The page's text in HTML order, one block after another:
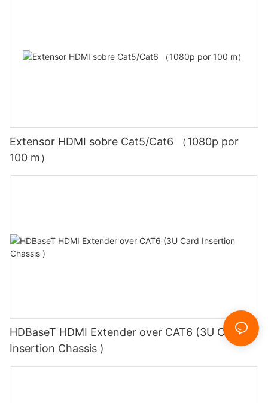
Extensor HDMI sobre Cat5/Cat6 （1080p por
100 m）
HDBaseT HDMI Extender over CAT6 (3U Card
Insertion Chassis )